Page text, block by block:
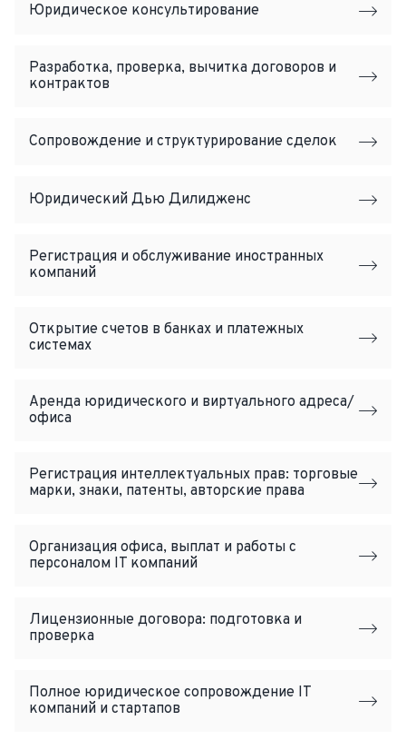
Юридическое консультирование
Разработка, проверка, вычитка договоров и
контрактов
Сопровождение и структурирование сделок
Юридический Дью Дилидженс
Регистрация и обслуживание иностранных
компаний
Открытие счетов в банках и платежных
системах
Аренда юридического и виртуального адреса/
офиса
Регистрация интеллектуальных прав: торговые
марки, знаки, патенты, авторские права
Организация офиса, выплат и работы с
персоналом IT компаний
Лицензионные договора: подготовка и
проверка
Полное юридическое сопровождение IT
компаний и стартапов